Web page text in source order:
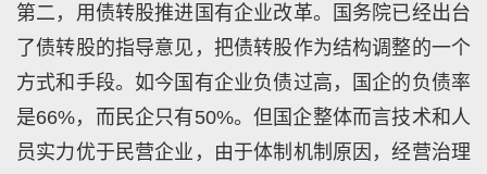
第二，用债转股推进国有企业改革。国务院已经出台
了债转股的指导意见，把债转股作为结构调整的一个
方式和手段。如今国有企业负债过高，国企的负债率
是66%，而民企只有50%。但国企整体而言技术和人
员实力优于民营企业，由于体制机制原因，经营治理